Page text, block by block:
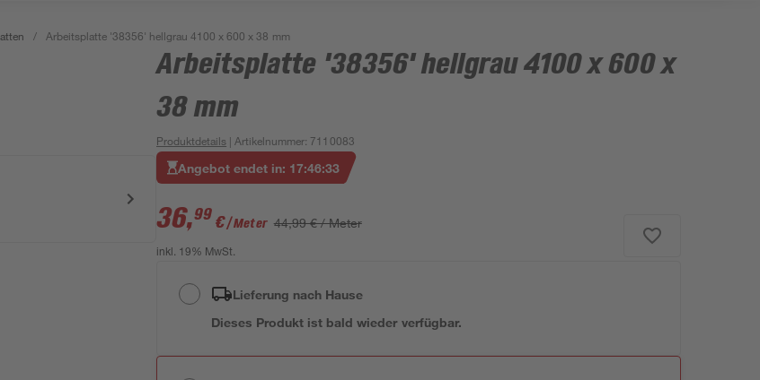
/ Arbeitsplatte '38356' hellgrau 4100 x 600 x 38 mm
Arbeitsplatte '38356' hellgrau 4100 x 600 x
38 mm
Produktdetails | Artikelnummer: 7110083
Angebot endet in: 17:46:32
36,99 €/ Meter 44,99 € / Meter
inkl. 19% MwSt.
Lieferung nach Hause
Dieses Produkt ist bald wieder verfügbar.